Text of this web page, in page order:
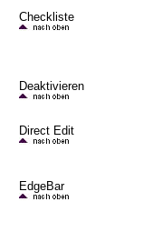
Checkliste
Deaktivieren
Direct Edit
EdgeBar